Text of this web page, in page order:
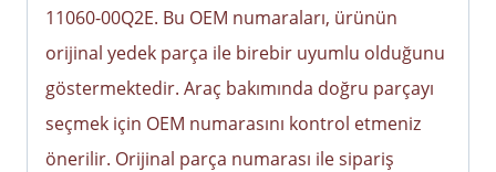
11060-00Q2E. Bu OEM numaraları, ürünün
orijinal yedek parça ile birebir uyumlu olduğunu
göstermektedir. Araç bakımında doğru parçayı
seçmek için OEM numarasını kontrol etmeniz
önerilir. Orijinal parça numarası ile sipariş